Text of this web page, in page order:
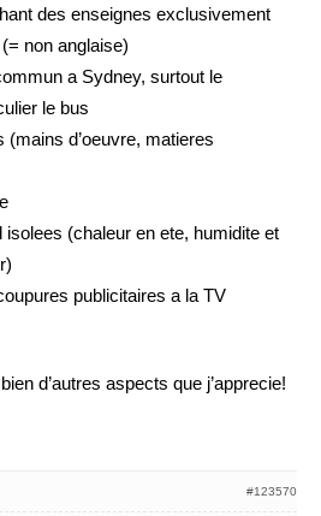
des enseignes exclusivement
non anglaise)
a Sydney, surtout le
le bus
d’oeuvre, matieres
isolees (chaleur en ete, humidite et
publicitaires a la TV
d’autres aspects que j’apprecie!
#123570